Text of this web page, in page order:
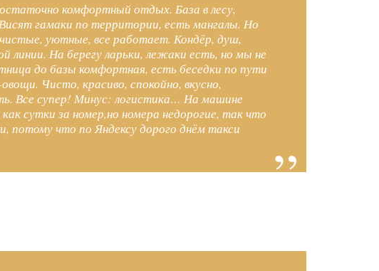
комфортный отдых. База в лесу,
гамаки по территории, есть мангалы. Но
уютные, все работает. Кондёр, душ,
На берегу ларьки, лежаки есть, но мы не
до базы комфортная, есть беседки по пути
Чисто, красиво, спокойно, вкусно,
Все супер! Минус: логистика… На машине
сутки за номер,но номера недорогие, так что
потому что по Яндексу дорого днём такси